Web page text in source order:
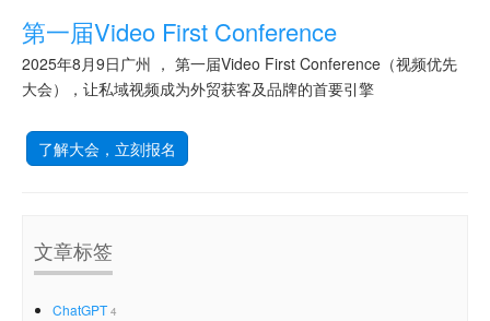
第一届Video First Conference
2025年8月9日广州 ， 第一届Video First Conference（视频优先
大会），让私域视频成为外贸获客及品牌的首要引擎
了解大会，立刻报名
文章标签
ChatGPT 4